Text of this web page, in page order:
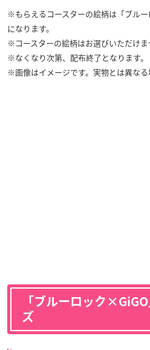
※もらえるコースターの絵柄は「ブル
になります。
※コースターの絵柄はお選びいただけま
※なくなり次第、配布終了となります。
※画像はイメージです。実物とは異なる
「ブルーロック
ズ